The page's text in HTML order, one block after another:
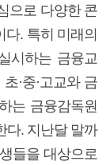
으로 다양한 콘
다. 특히 미래의
시하는 금융교
·중·고교와 금
는 금융감독원
다. 지난달 말까
들을 대상으로